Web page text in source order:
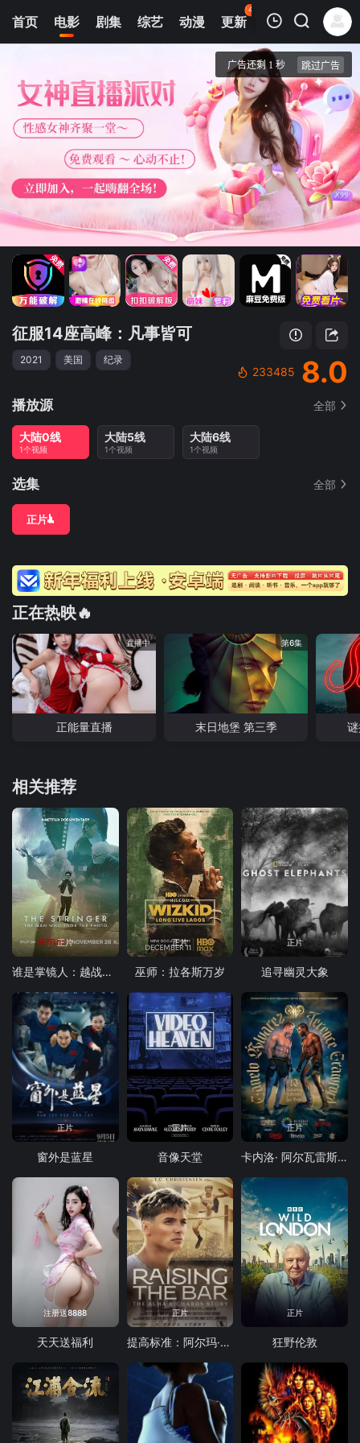
首页 电影 剧集 综艺 动漫 更新
43
热榜 APP
正片
征服14座高峰：凡事皆可能
征服14座高峰：凡事皆可
2021 美国 纪录
233485 8.0
播放源 全部
大陆0线
1个视频
大陆5线
1个视频
大陆6线
1个视频
选集 全部
正片
正在热映🔥
直播中
正能量直播
第6集
末日地堡 第三季
相关推荐
正片
谁是掌镜人：越战经典照片之谜
正片
巫师：拉各斯万岁
正片
追寻幽灵大象
正片
窗外是蓝星
正片
音像天堂
正片
卡内洛· 阿尔瓦雷斯 vs 特伦斯·克劳福德
注册送8888
天天送福利
正片
提高标准：阿尔玛·理查兹的故事
正片
狂野伦敦